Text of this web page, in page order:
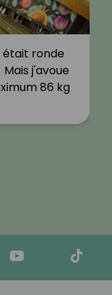
était ronde
j'avoue
86 kg